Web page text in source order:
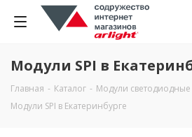
Модули SPI в
Главная - Каталог - Модули светодиодные
Модули SPI в Екатеринбурге